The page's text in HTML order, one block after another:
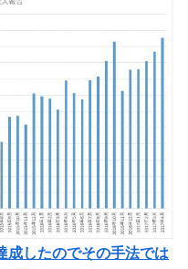
成したのでその手法では